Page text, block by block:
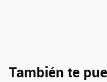
También te